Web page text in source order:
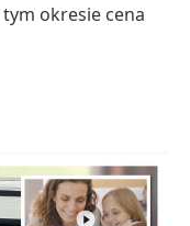
okresie cena